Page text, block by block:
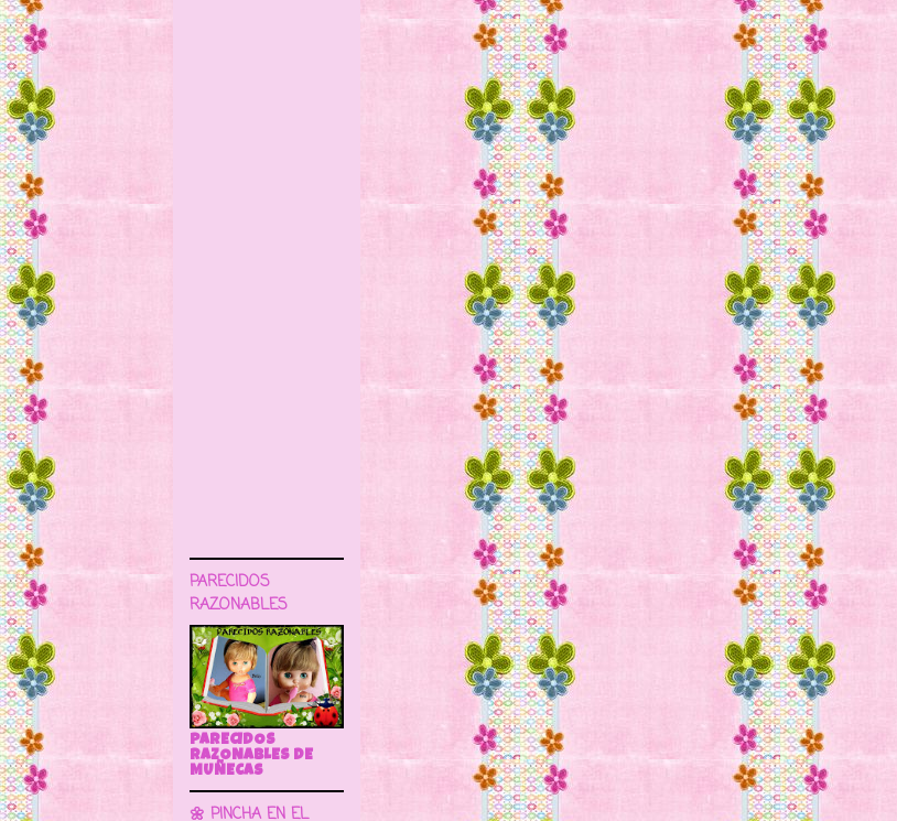
PARECIDOS
RAZONABLES
PARECIDOS
RAZONABLES DE
MUÑECAS
🌼 PINCHA EN EL